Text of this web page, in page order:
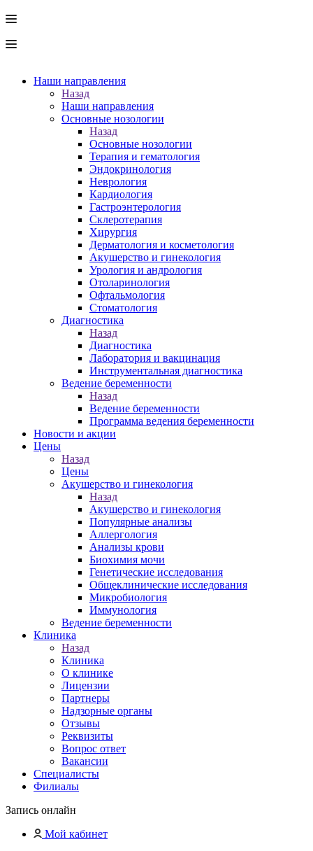
Наши направления
Назад
Наши направления
Основные нозологии
Назад
Основные нозологии
Терапия и гематология
Эндокринология
Неврология
Кардиология
Гастроэнтерология
Склеротерапия
Хирургия
Дерматология и косметология
Акушерство и гинекология
Урология и андрология
Отоларинология
Офтальмология
Стоматология
Диагностика
Назад
Диагностика
Лаборатория и вакцинация
Инструментальная диагностика
Ведение беременности
Назад
Ведение беременности
Программа ведения беременности
Новости и акции
Цены
Назад
Цены
Акушерство и гинекология
Назад
Акушерство и гинекология
Популярные анализы
Аллергология
Анализы крови
Биохимия мочи
Генетические исследования
Общеклинические исследования
Микробиология
Иммунология
Ведение беременности
Клиника
Назад
Клиника
О клинике
Лицензии
Партнеры
Надзорные органы
Отзывы
Реквизиты
Вопрос ответ
Вакансии
Специалисты
Филиалы
Запись онлайн
Мой кабинет